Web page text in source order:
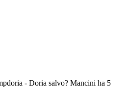
- Doria salvo? Mancini ha 5